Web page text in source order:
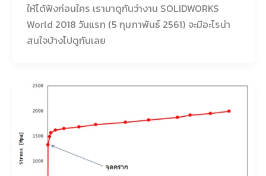
ให้ได้ฟังก่อนใคร เรามาดูกันว่างาน SOLIDWORKS
World 2018 วันแรก (5 กุมภาพันธ์ 2561) จะมีอะไรน่า
สนใจบ้างไปดูกันเลย